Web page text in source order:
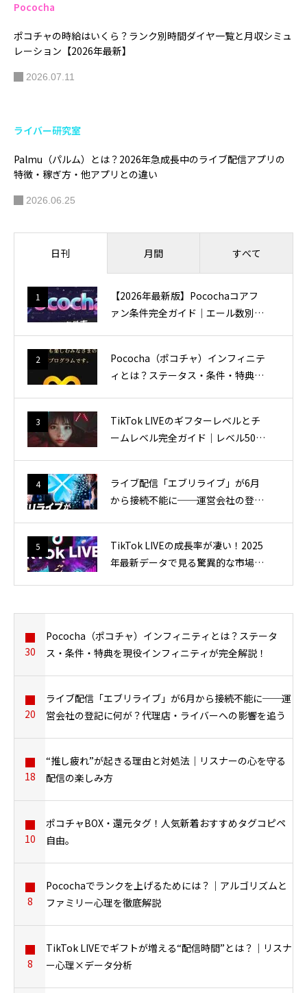
Pococha
ポコチャの時給はいくら？ランク別時間ダイヤ一覧と月収シミュ
レーション【2026年最新】
2026.07.11
ライバー研究室
Palmu（パルム）とは？2026年急成長中のライブ配信アプリの
特徴・稼ぎ方・他アプリとの違い
2026.06.25
日刊 月間 すべて
1
【2026年最新版】Pocochaコアフ
ァン条件完全ガイド｜エール数別一
2
Pococha（ポコチャ）インフィニテ
ィとは？ステータス・条件・特典を
3
TikTok LIVEのギフターレベルとチ
ームレベル完全ガイド｜レベル50ま
4
ライブ配信「エブリライブ」が6月
から接続不能に──運営会社の登記
5
TikTok LIVEの成長率が凄い！2025
年最新データで見る驚異的な市場拡
30
Pococha（ポコチャ）インフィニティとは？ステータ
ス・条件・特典を現役インフィニティが完全解説！
20
ライブ配信「エブリライブ」が6月から接続不能に──運
営会社の登記に何が？代理店・ライバーへの影響を追う
18
“推し疲れ”が起きる理由と対処法｜リスナーの心を守る
配信の楽しみ方
10
ポコチャBOX・還元タグ！人気新着おすすめタグコピペ
自由。
8
Pocochaでランクを上げるためには？｜アルゴリズムと
ファミリー心理を徹底解説
8
TikTok LIVEでギフトが増える“配信時間”とは？｜リスナ
ー心理×データ分析